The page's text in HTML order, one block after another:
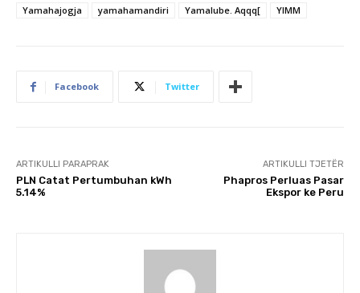
Yamahajogja
yamahamandiri Yamalube. Aqqq[ YIMM
Facebook Twitter
ARTIKULLI PARAPRAK
PLN Catat Pertumbuhan kWh
5.14%
ARTIKULLI TJETËR
Phapros Perluas Pasar
Ekspor ke Peru